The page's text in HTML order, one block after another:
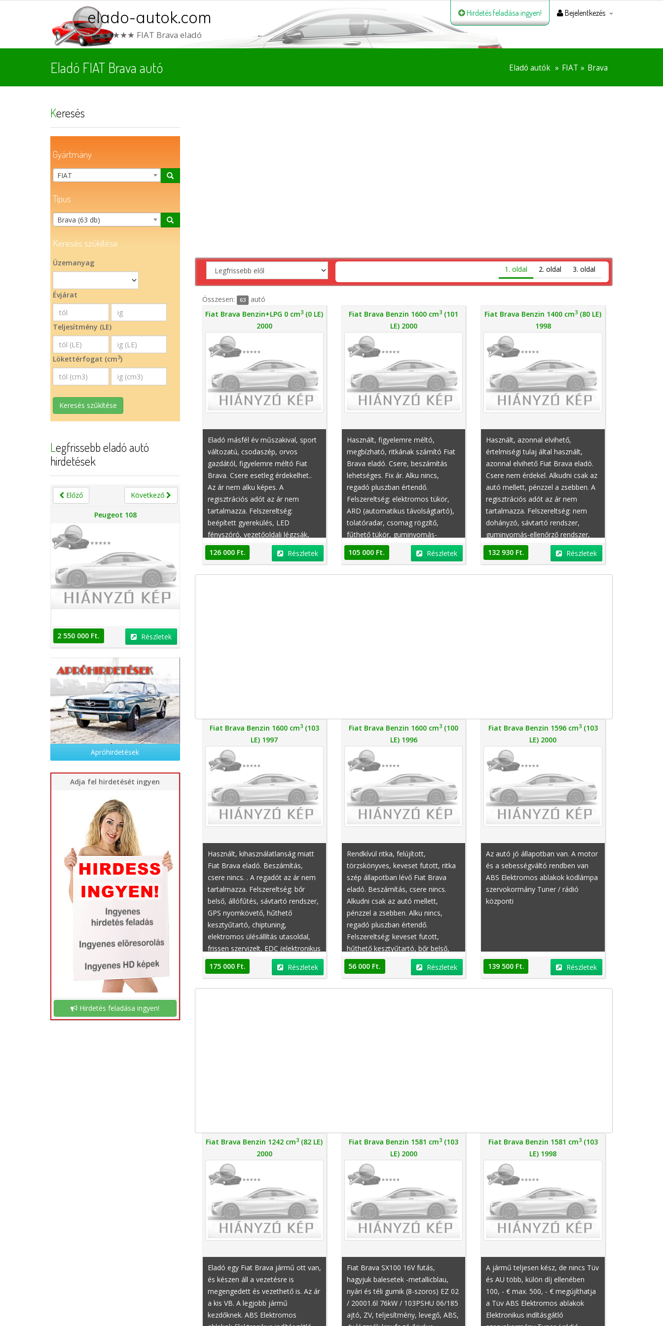
elado-autok.com
★★★★★ FIAT Brava eladó
Hirdetés feladása ingyen! Bejelentkezés
Eladó FIAT Brava autó Eladó autók FIAT Brava
Keresés
Gyártmány
FIAT
Típus
Brava (63 db)
Keresés szűkítése
Üzemanyag
Évjárat
Teljesítmény (LE)
Lökettérfogat (cm3)
Keresés szűkítése
Legfrissebb eladó autó
hirdetések
Előző Következő
Peugeot 108
2 550 000 Ft. Részletek
Peugeot 108 Dacia Lodgy Mercedes-Benz E-Klasse
Apróhirdetések
Adja fel hirdetését ingyen
Hirdetés feladása ingyen!
1. oldal 2. oldal 3. oldal
Összesen: 63
autó
Fiat Brava Benzin+LPG 0 cm3 (0 LE)
2000
Eladó másfél év műszakival, sport
változatú, csodaszép, orvos
gazdától, figyelemre méltó Fiat
Brava. Csere esetleg érdekelhet..
Az ár nem alku képes. A
regisztrációs adót az ár nem
tartalmazza. Felszereltség:
beépített gyerekülés, LED
fényszóró, vezetőoldali légzsák,
EDC (elektronikus lengéscsillapítás
vezérlés), fékasszisztens, utasoldali
126 000 Ft. Részletek
Fiat Brava Benzin 1600 cm3 (101
LE) 2000
Használt, figyelemre méltó,
megbízható, ritkának számító Fiat
Brava eladó. Csere, beszámítás
lehetséges. Fix ár. Alku nincs,
regadó pluszban értendő.
Felszereltség: elektromos tükör,
ARD (automatikus távolságtartó),
tolatóradar, csomag rögzítő,
fűthető tükör, guminyomás-
ellenőrző rendszer, rendelhető,
visszacsapás-gátló :), elektromos
105 000 Ft. Részletek
Fiat Brava Benzin 1400 cm3 (80 LE)
1998
Használt, azonnal elvihető,
értelmiségi tulaj által használt,
azonnal elvihető Fiat Brava eladó.
Csere nem érdekel. Alkudni csak az
autó mellett, pénzzel a zsebben. A
regisztrációs adót az ár nem
tartalmazza. Felszereltség: nem
dohányzó, sávtartó rendszer,
guminyomás-ellenőrző rendszer,
sportülések, állítható combtámasz,
szervokormány, taxi, pótkerék,
132 930 Ft. Részletek
Fiat Brava Benzin 1600 cm3(103
LE) 1997
Használt, kihasználatlanság miatt
Fiat Brava eladó. Beszámítás,
csere nincs. . A regadót az ár nem
tartalmazza. Felszereltség: bőr
belső, állófűtés, sávtartó rendszer,
GPS nyomkövető, hűthető
kesztyűtartó, chiptuning,
elektromos ülésállítás utasoldal,
frissen szervizelt, EDC (elektronikus
lengéscsillapítás vezérlés), csomag
rögzítő, állítható hátsó ülések,
175 000 Ft. Részletek
Fiat Brava Benzin 1600 cm3 (100
LE) 1996
Rendkívül ritka, felújított,
törzskönyves, keveset futott, ritka
szép állapotban lévő Fiat Brava
eladó. Beszámítás, csere nincs.
Alkudni csak az autó mellett,
pénzzel a zsebben. Alku nincs,
regadó pluszban értendő.
Felszereltség: keveset futott,
hűthető kesztyűtartó, bőr belső,
elektromos ablak hátul, ARD
(automatikus távolságtartó),
56 000 Ft. Részletek
Fiat Brava Benzin 1596 cm3(103
LE) 2000
Az autó jó állapotban van. A motor
és a sebességváltó rendben van
ABS Elektromos ablakok ködlámpa
szervokormány Tuner / rádió
központi
139 500 Ft. Részletek
Fiat Brava Benzin 1242 cm3 (82 LE)
2000
Eladó egy Fiat Brava jármű ott van,
és készen áll a vezetésre is
megengedett és vezethető is. Az ár
a kis VB. A legjobb jármű
kezdőknek. ABS Elektromos
Fiat Brava Benzin 1581 cm3 (103
LE) 2000
Fiat Brava SX100 16V futás,
hagyjuk balesetek -metallicblau,
nyári és téli gumik (8-szoros) EZ 02
/ 20001.6l 76kW / 103PSHU 06/185
ajtó, ZV, teljesítmény, levegő, ABS,
Fiat Brava Benzin 1581 cm3(103
LE) 1998
A jármű teljesen kész, de nincs Tüv
és AU több, külön díj ellenében
100, - € max. 500, - € megújíthatja
a Tüv ABS Elektromos ablakok
Elektronikus indításgátló